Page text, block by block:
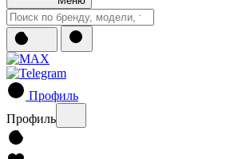
Профиль
Профиль